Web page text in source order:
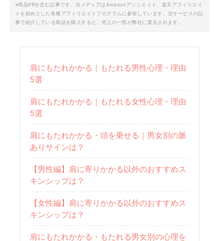
※商品PRを含む記事です。当メディアはAmazonアソシエイト、楽天アフィリエイ
トを始めとした各種アフィリエイトプログラムに参加しています。当サービスの記
事で紹介している商品を購入すると、売上の一部が弊社に還元されます。
肩にもたれかかる｜もたれる男性心理・理由
5選
肩にもたれかかる｜もたれる女性心理・理由
5選
肩にもたれかかる・頭を乗せる｜男女別の脈
ありサインは？
【男性編】肩に寄りかかる以外のおすすめス
キンシップは？
【女性編】肩に寄りかかる以外のおすすめス
キンシップは？
肩にもたれかかる・もたれる男女別の心理を